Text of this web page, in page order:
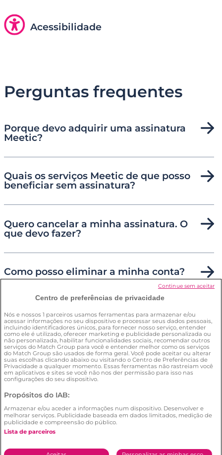
Acessibilidade
Perguntas frequentes
Porque devo adquirir uma assinatura
Meetic?
Quais os serviços Meetic de que posso
beneficiar sem assinatura?
Quero cancelar a minha assinatura. O
que devo fazer?
Como posso eliminar a minha conta?
Como posso garantir a minha
segurança no site?
Condições Gerais
Denunciar conteúdo ilegal
Centro de preferências de privacidade
Nós e nossos 1 parceiros usamos ferramentas para armazenar e/ou
acessar informações no seu dispositivo e processar seus dados pessoais,
incluindo identificadores únicos, para fornecer nosso serviço, entender
como ele é utilizado, oferecer marketing e publicidade personalizada ou
não personalizada, habilitar funcionalidades sociais, recomendar outros
serviços do Match Group para você e entender melhor como os serviços
do Match Group são usados de forma geral. Você pode aceitar ou alterar
suas escolhas clicando abaixo ou visitando o Centro de Preferências de
Privacidade a qualquer momento. Essas ferramentas não rastreiam você
em aplicativos e sites se você não nos der permissão para isso nas
configurações do seu dispositivo.
Propósitos do IAB:
Armazenar e/ou aceder a informações num dispositivo. Desenvolver e
melhorar serviços. Publicidade baseada em dados limitados, medição de
publicidade e compreensão do público.
Lista de parceiros
Continue sem aceitar